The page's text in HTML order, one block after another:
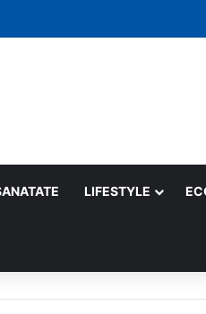
pe săptămână: gesturi mici care
LIFESTYLE